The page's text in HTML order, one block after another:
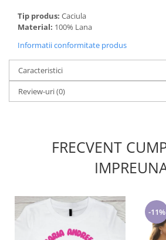
Tip produs: Caciula
Material: 100% Lana
Informatii conformitate produs
Caracteristici
Review-uri(0)
FRECVENT
-11%